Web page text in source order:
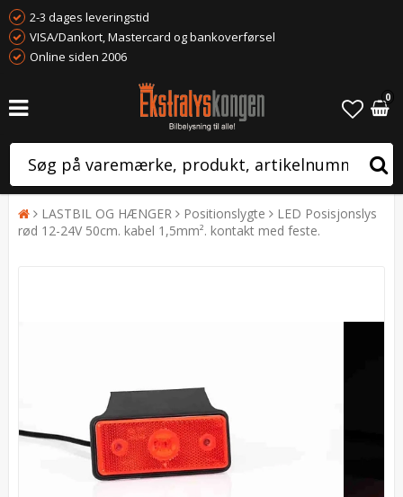
2-3 dages leveringstid
VISA/Dankort, Mastercard og bankoverførsel
Online siden 2006
0
LASTBIL OG HÆNGER Positionslygte
LED Posisjonslys
rød 12-24V 50cm. kabel 1,5mm². kontakt med feste.